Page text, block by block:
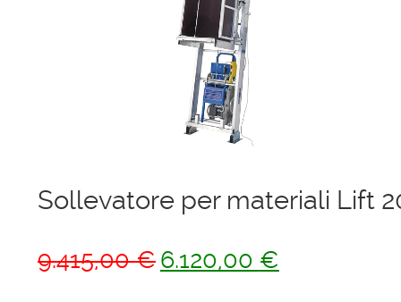
Parapetti Ringhiere Balaustre in acciaio e alluminio
Sollevatore per materiali Lift
9.415,00€ Il
6.120,00 €